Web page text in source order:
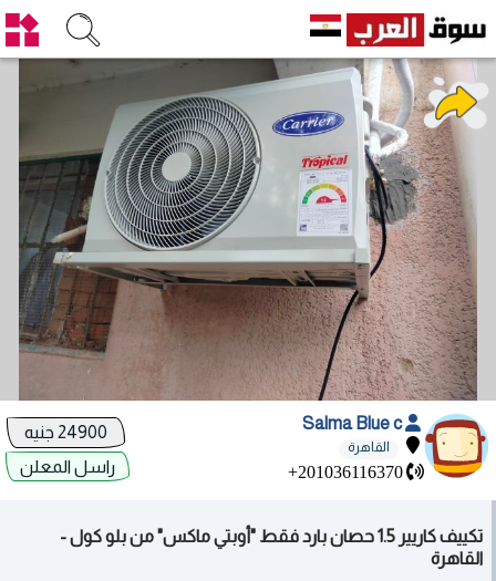
Salma Blue c
القاهرة
+201036116370
راسل المعلن
تكييف كاريير 1.5 حصان بارد فقط "أوبتي ماكس" من بلو كول -
القاهرة